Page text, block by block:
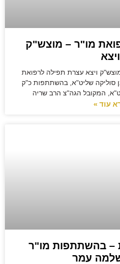
מו"ר – מוצש"ק
ויצא
ויצא עצרת תפילה לרפואת
סוליקה שליט"א, בהשתתפות כ"ק
המקובל הגה"צ הרב שריה
עוד »
– בהשתתפות מו"ר
עמר